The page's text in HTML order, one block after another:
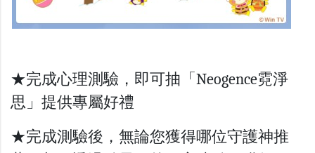
★完成心理測驗，即可抽「Neogence霓淨
思」提供專屬好禮
★完成測驗後，無論您獲得哪位守護神推